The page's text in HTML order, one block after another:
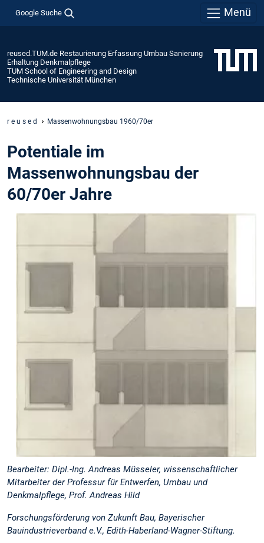
Google Suche Menü
reused.TUM.de Restaurierung Erfassung Umbau Sanierung
Erhaltung Denkmalpflege
TUM School of Engineering and Design
Technische Universität München
r e u s e d Massenwohnungsbau 1960/70er
Potentiale im
Massenwohnungsbau der
60/70er Jahre
Bearbeiter: Dipl.-Ing. Andreas Müsseler, wissenschaftlicher
Mitarbeiter der Professur für Entwerfen, Umbau und
Denkmalpflege, Prof. Andreas Hild
Forschungsförderung von Zukunft Bau, Bayerischer
Bauindustrieverband e.V., Edith-Haberland-Wagner-Stiftung.